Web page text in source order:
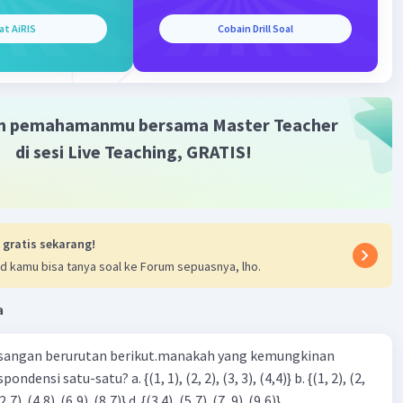
0
= 0
2
AiRIS Cobain Drill Soal
pemahamanmu bersama Master Teacher
di sesi Live Teaching, GRATIS!
gratis sekarang!
kamu bisa tanya soal ke Forum sepuasnya, lho.
berurutan berikut.manakah yang kemungkinan